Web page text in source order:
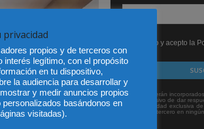
He leído y acepto la
Sus datos serán
objeto exclusivo de dar
es de titularidad exclusiva
cedido a un tercero en
propios y de terceros con
interés legítimo, con el propósito
en tu dispositivo,
la audiencia para desarrollar y
y medir anuncios propios
basándonos en
visitadas).